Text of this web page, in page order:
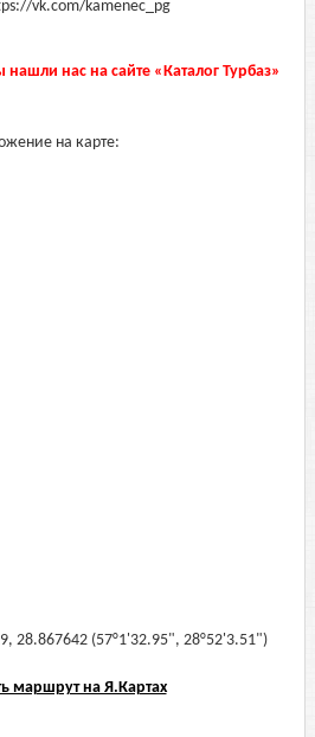
vk.com/kamenec_pg
нашли нас на сайте «Каталог Турбаз»
на карте:
28.867642 (57°1'32.95", 28°52'3.51")
маршрут на Я.Картах